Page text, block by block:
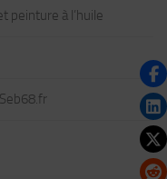
peinture à l’huile